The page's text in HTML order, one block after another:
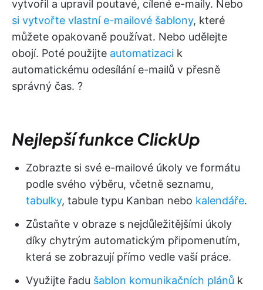
vytvořil a upravil poutavé, cílené e-maily. Nebo
si vytvořte vlastní e-mailové šablony, které
můžete opakovaně používat. Nebo udělejte
obojí. Poté použijte automatizaci k
automatickému odesílání e-mailů v přesně
správný čas. ?
Nejlepší funkce ClickUp
Zobrazte si své e-mailové úkoly ve formátu
podle svého výběru, včetně seznamu,
tabulky, tabule typu Kanban nebo kalendáře.
Zůstaňte v obraze s nejdůležitějšími úkoly
díky chytrým automatickým připomenutím,
která se zobrazují přímo vedle vaší práce.
Využijte řadu šablon komunikačních plánů k